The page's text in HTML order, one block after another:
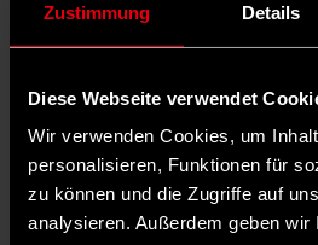
Zustimmung Details
Diese Webseite verwendet
Wir verwenden Cookies, um
personalisieren, Funktionen für
zu können und die Zugriffe auf
analysieren. Außerdem geben
Der Beschluss fiel einstimmig.
Delegierten des SPD-Parteitags die
sammeln soll.Bei ausreichenden
Maier, Vorsitzender der SPD in
Innenminister, ist überzeugt, dass es
Verbotsverfahren gegen die AfD gibt.
müssten jetzt ausreichen, ein solches
zu begründen“, sagte Maier in einer